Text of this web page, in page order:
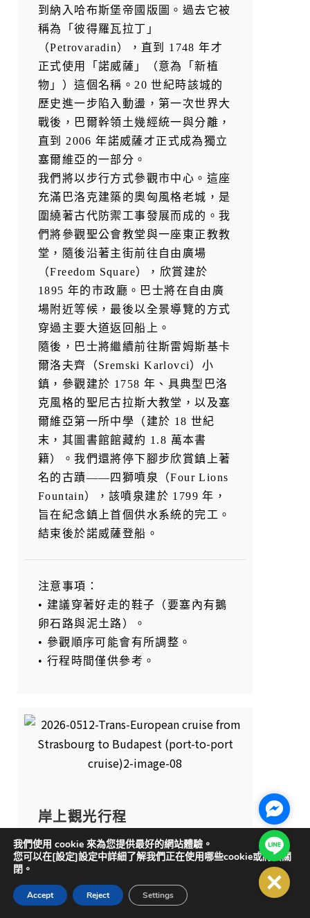
到納入哈布斯堡帝國版圖。過去它被
稱為「彼得羅瓦拉丁」
（Petrovaradin），直到 1748 年才
正式使用「諾威薩」（意為「新植
物」）這個名稱。20 世紀時該城的
歷史進一步陷入動盪，第一次世界大
戰後，巴爾幹領土幾經統一與分離，
直到 2006 年諾威薩才正式成為獨立
塞爾維亞的一部分。
我們將以步行方式參觀市中心。這座
充滿巴洛克建築的奧匈風格老城，是
圍繞著古代防禦工事發展而成的。我
們將參觀聖公會教堂與一座東正教教
堂，隨後沿著主街前往自由廣場
（Freedom Square），欣賞建於
1895 年的市政廳。巴士將在自由廣
場附近等候，最後以全景導覽的方式
穿過主要大道返回船上。
隨後，巴士將繼續前往斯雷姆斯基卡
爾洛夫齊（Sremski Karlovci）小
鎮，參觀建於 1758 年、具典型巴洛
克風格的聖尼古拉斯大教堂，以及塞
爾維亞第一所中學（建於 18 世紀
末，其圖書館館藏約 1.8 萬本書
籍）。我們還將停下腳步欣賞鎮上著
名的古蹟——四獅噴泉（Four Lions
Fountain），該噴泉建於 1799 年，
旨在紀念鎮上首個供水系統的完工。
結束後於諾威薩登船。
注意事項：
• 建議穿著好走的鞋子（要塞內有鵝
卵石路與泥土路）。
• 參觀順序可能會有所調整。
• 行程時間僅供參考。
岸上觀光行程
歐修傑克單車之旅
城！老城區 Tvrda 建於 18 世紀初，
我們使用 cookie 來為您提供最好的網站體驗。
您可以在[設定]設定中詳細了解我們正在使用哪些cookie或將其關
閉。
Accept Reject Settings
Line@
Close